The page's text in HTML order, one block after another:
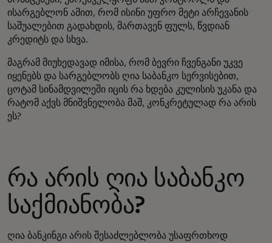
ისარგებლონ ამით, რომ ისინი უფრო მეტი არჩევანის
საშუალებით გადახდის, მართავენ ფულს, წვდიან
კრედიტს და სხვა.
მაგრამ მიუხედავად იმისა, რომ ბევრი ჩვენგანი უკვე
იყენებს და სარგებლობს ღია საბანკო სერვისებით,
ცოტამ სინამდვილეში იცის რა ხდება კულისის უკანა და
რატომ აქვს მნიშვნელობა მაშ, კონკრეტულად რა არის
ეს?
რა არის ღია საბანკო
საქმიანობა?
ღია ბანკინგი არის შესაძლებლობა უსაფრთხოდ